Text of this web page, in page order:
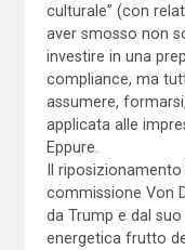
culturale” (con
aver smosso non
investire in una
compliance, ma
assumere,
applicata alle
Eppure.
Il
commissione Von
da Trump e dal
energetica frutto